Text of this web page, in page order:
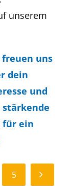
unserem
freuen uns
dein
und
für ein
5 WEITER